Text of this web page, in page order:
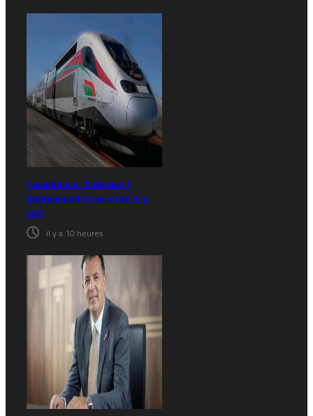
Casablanca : l’aéroport
Mohammed V raccordé à la
LGV
il y a 10 heures